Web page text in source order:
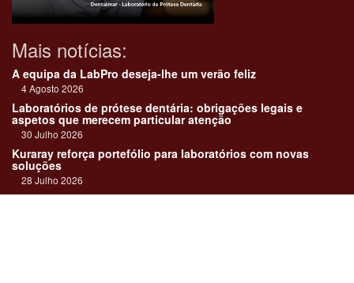
Mais notícias:
A equipa da LabPro deseja-lhe um verão feliz
4 Agosto 2026
Laboratórios de prótese dentária: obrigações legais e
aspetos que merecem particular atenção
30 Julho 2026
Kuraray reforça portefólio para laboratórios com novas
soluções
28 Julho 2026
"Devemos encarar cada caso como uma história construída